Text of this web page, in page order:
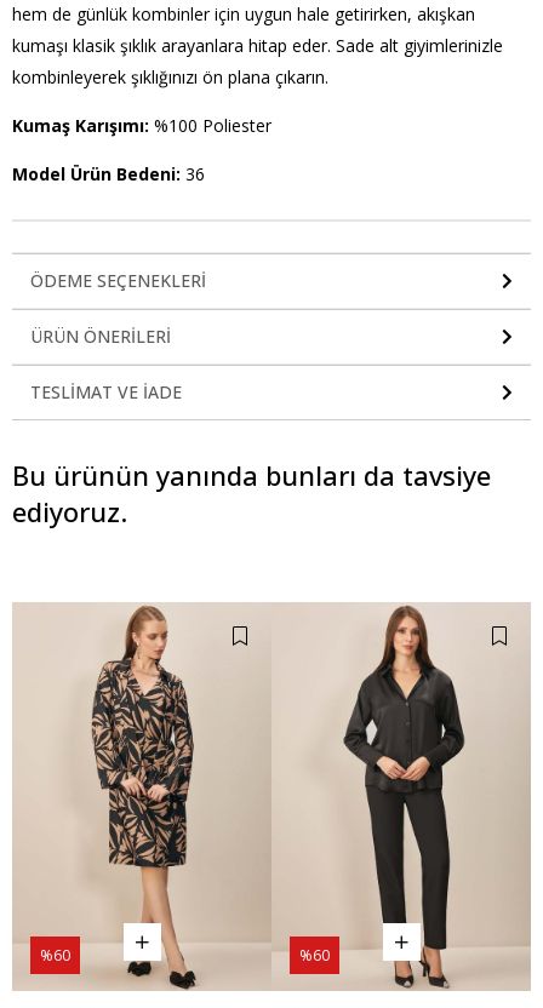
hem de günlük kombinler için uygun hale getirirken, akışkan
kumaşı klasik şıklık arayanlara hitap eder. Sade alt giyimlerinizle
kombinleyerek şıklığınızı ön plana çıkarın.
Kumaş Karışımı: %100 Poliester
Model Ürün Bedeni: 36
ÖDEME SEÇENEKLERI
ÜRÜN ÖNERILERI
TESLIMAT VE İADE
Bu ürünün yanında bunları da tavsiye
ediyoruz.
%60 %60